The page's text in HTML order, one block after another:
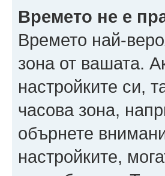
Времето не е
Времето най-
зона от вашата.
настройките си,
часова зона,
обърнете
настройките,